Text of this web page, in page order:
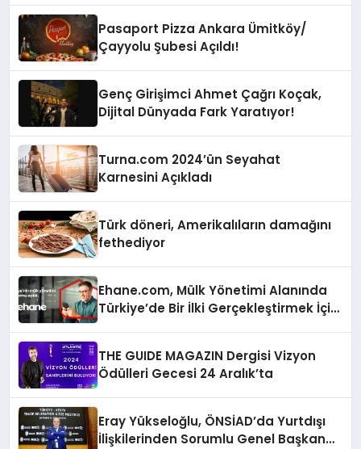
Pasaport Pizza Ankara Ümitköy/
Çayyolu Şubesi Açıldı!
Genç Girişimci Ahmet Çağrı Koçak,
Dijital Dünyada Fark Yaratıyor!
Turna.com 2024’ün Seyahat
Karnesini Açıkladı
Türk döneri, Amerikalıların damağını
fethediyor
Ehane.com, Mülk Yönetimi Alanında
Türkiye’de Bir İlki Gerçekleştirmek İçin
THE GUIDE MAGAZIN Dergisi Vizyon
Ödülleri Gecesi 24 Aralık’ta
Eray Yükseloğlu, ÖNSİAD’da Yurtdışı
İlişkilerinden Sorumlu Genel Başkan